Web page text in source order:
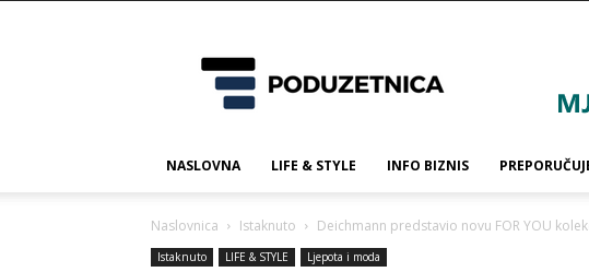
NASLOVNA LIFE & STYLE INFO BIZNIS
Naslovnica Istaknuto Deichmann predstavio novu FOR YOU
Istaknuto LIFE & STYLE Ljepota i moda